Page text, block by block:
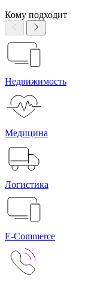
Кому подходит
Недвижимость
Медицина
Логистика
E-Commerce